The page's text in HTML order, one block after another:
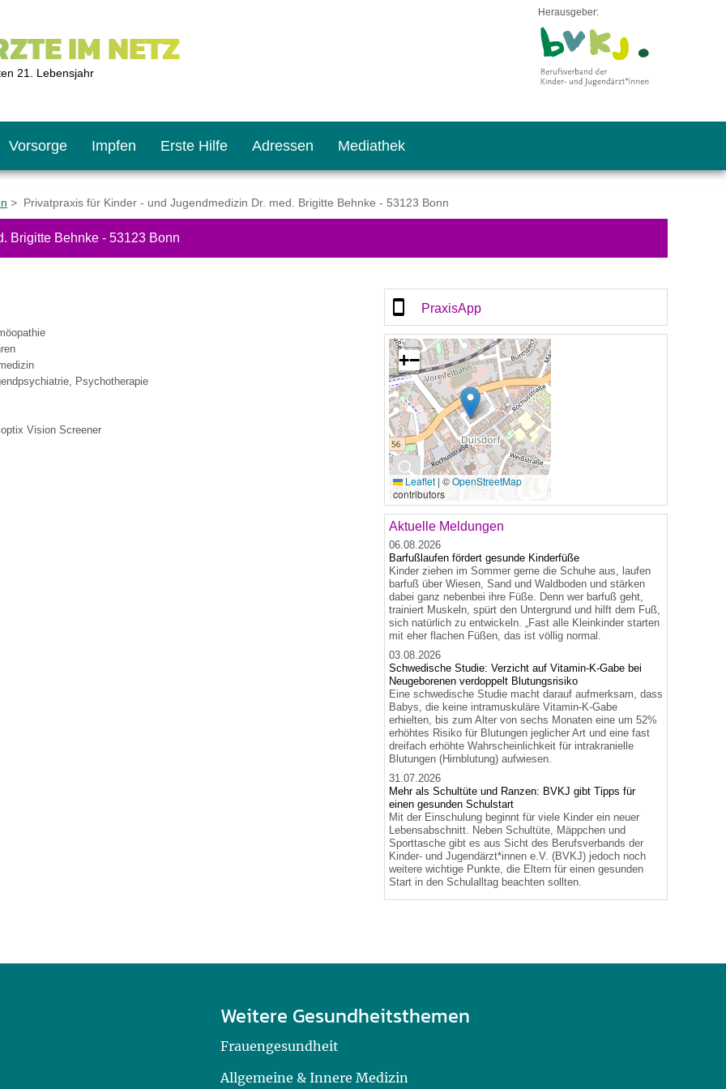
IM NETZ
21. Lebensjahr
Herausgeber:
Vorsorge Impfen Erste Hilfe Adressen Mediathek
> Privatpraxis für Kinder - und Jugendmedizin Dr. med. Brigitte Behnke - 53123 Bonn
Brigitte Behnke - 53123 Bonn
Psychotherapie
Vision Screener
PraxisApp
🔍
+−
Leaflet | ©OpenStreetMap
contributors
Aktuelle Meldungen
06.08.2026
Barfußlaufen fördert gesunde Kinderfüße
Kinder ziehen im Sommer gerne die Schuhe aus, laufen
barfuß über Wiesen, Sand und Waldboden und stärken
dabei ganz nebenbei ihre Füße. Denn wer barfuß geht,
trainiert Muskeln, spürt den Untergrund und hilft dem Fuß,
sich natürlich zu entwickeln. „Fast alle Kleinkinder starten
mit eher flachen Füßen, das ist völlig normal.
03.08.2026
Schwedische Studie: Verzicht auf Vitamin-K-Gabe bei
Neugeborenen verdoppelt Blutungsrisiko
Eine schwedische Studie macht darauf aufmerksam, dass
Babys, die keine intramuskuläre Vitamin-K-Gabe
erhielten, bis zum Alter von sechs Monaten eine um 52%
erhöhtes Risiko für Blutungen jeglicher Art und eine fast
dreifach erhöhte Wahrscheinlichkeit für intrakranielle
Blutungen (Hirnblutung) aufwiesen.
31.07.2026
Mehr als Schultüte und Ranzen: BVKJ gibt Tipps für
einen gesunden Schulstart
Mit der Einschulung beginnt für viele Kinder ein neuer
Lebensabschnitt. Neben Schultüte, Mäppchen und
Sporttasche gibt es aus Sicht des Berufsverbands der
Kinder- und Jugendärzt*innen e.V. (BVKJ) jedoch noch
weitere wichtige Punkte, die Eltern für einen gesunden
Start in den Schulalltag beachten sollten.
Weitere Gesundheitsthemen
Frauengesundheit
Allgemeine & Innere Medizin